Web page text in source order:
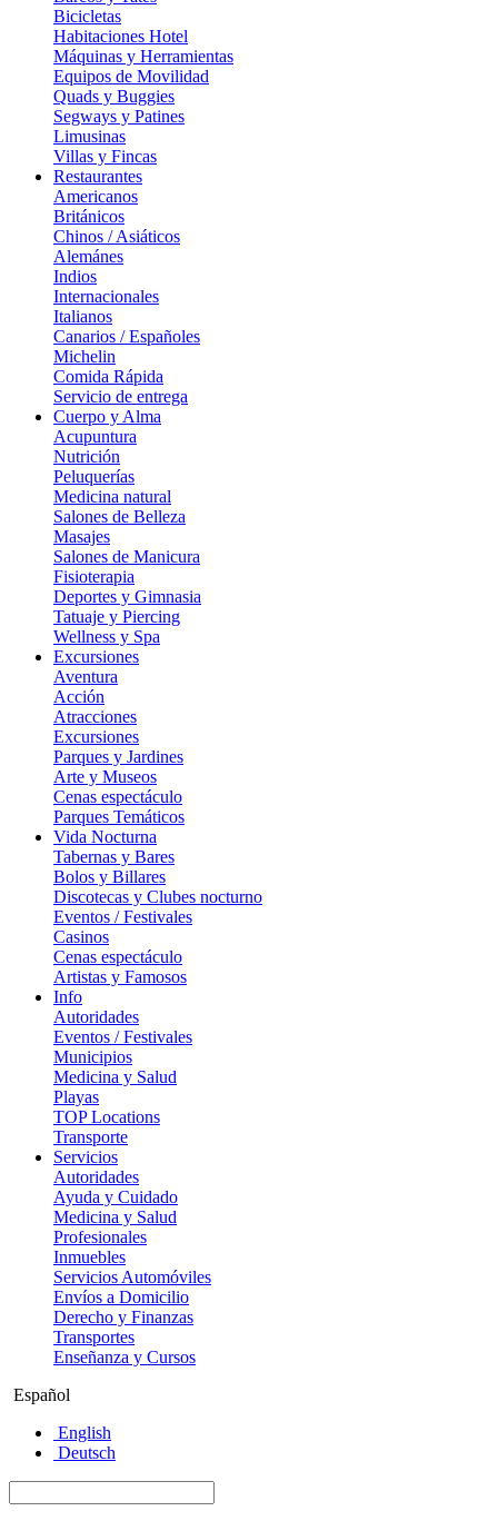
Bicicletas
Habitaciones Hotel
Máquinas y Herramientas
Equipos de Movilidad
Quads y Buggies
Segways y Patines
Limusinas
Villas y Fincas
Restaurantes
Americanos
Británicos
Chinos / Asiáticos
Alemánes
Indios
Internacionales
Italianos
Canarios / Españoles
Michelin
Comida Rápida
Servicio de entrega
Cuerpo y Alma
Acupuntura
Nutrición
Peluquerías
Medicina natural
Salones de Belleza
Masajes
Salones de Manicura
Fisioterapia
Deportes y Gimnasia
Tatuaje y Piercing
Wellness y Spa
Excursiones
Aventura
Acción
Atracciones
Excursiones
Parques y Jardines
Arte y Museos
Cenas espectáculo
Parques Temáticos
Vida Nocturna
Tabernas y Bares
Bolos y Billares
Discotecas y Clubes nocturno
Eventos / Festivales
Casinos
Cenas espectáculo
Artistas y Famosos
Info
Autoridades
Eventos / Festivales
Municipios
Medicina y Salud
Playas
TOP Locations
Transporte
Servicios
Autoridades
Ayuda y Cuidado
Medicina y Salud
Profesionales
Inmuebles
Servicios Automóviles
Envíos a Domicilio
Derecho y Finanzas
Transportes
Enseñanza y Cursos
Español
English
Deutsch